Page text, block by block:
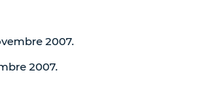
2007.
2007.